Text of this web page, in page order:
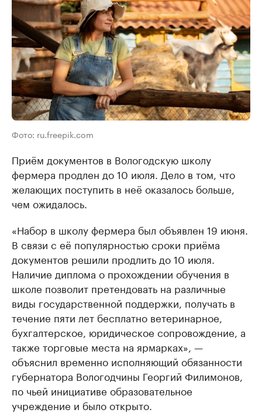
Фото: ru.freepik.com
Приём документов в Вологодскую школу
фермера продлен до 10 июля. Дело в том, что
желающих поступить в неё оказалось больше,
чем ожидалось.
«Набор в школу фермера был объявлен 19 июня.
В связи с её популярностью сроки приёма
документов решили продлить до 10 июля.
Наличие диплома о прохождении обучения в
школе позволит претендовать на различные
виды государственной поддержки, получать в
течение пяти лет бесплатно ветеринарное,
бухгалтерское, юридическое сопровождение, а
также торговые места на ярмарках», —
объяснил временно исполняющий обязанности
губернатора Вологодчины Георгий Филимонов,
по чьей инициативе образовательное
учреждение и было открыто.